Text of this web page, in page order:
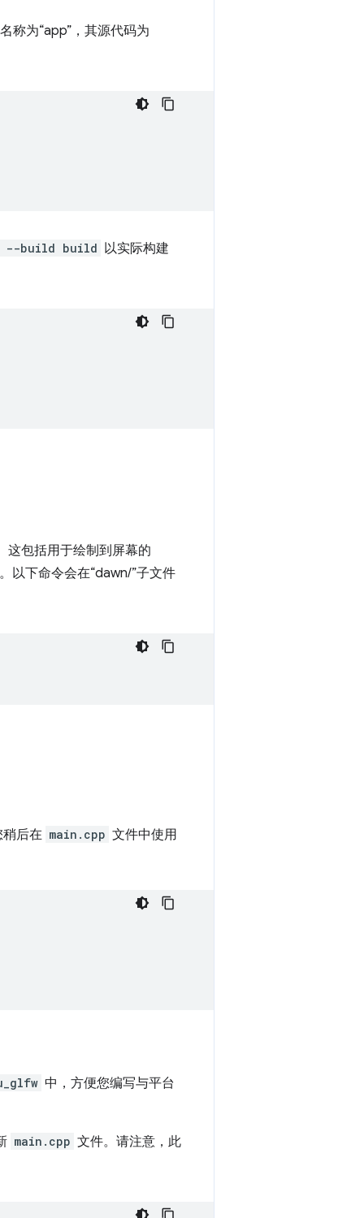
称为“app”，其源代码为
--build build 以实际构建
这包括用于绘制到屏幕的
以下命令会在“dawn/”子文件
后在 main.cpp 文件中使用
中，方便您编写与平台
main.cpp 文件。请注意，此